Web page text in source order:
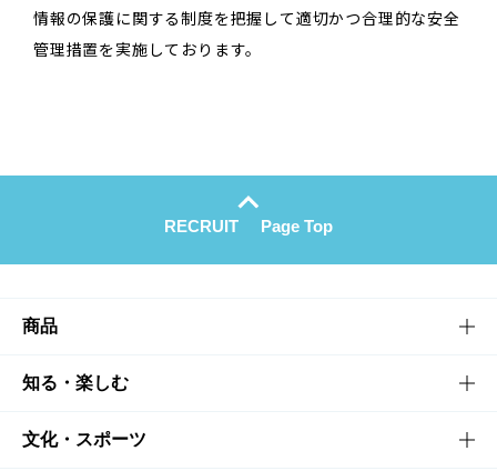
情報の保護に関する制度を把握して適切かつ合理的な安全
管理措置を実施しております。
RECRUIT Page Top
商品
商品TOP
商品一覧
知る・楽しむ
知る・楽しむTOP
文化・スポーツ